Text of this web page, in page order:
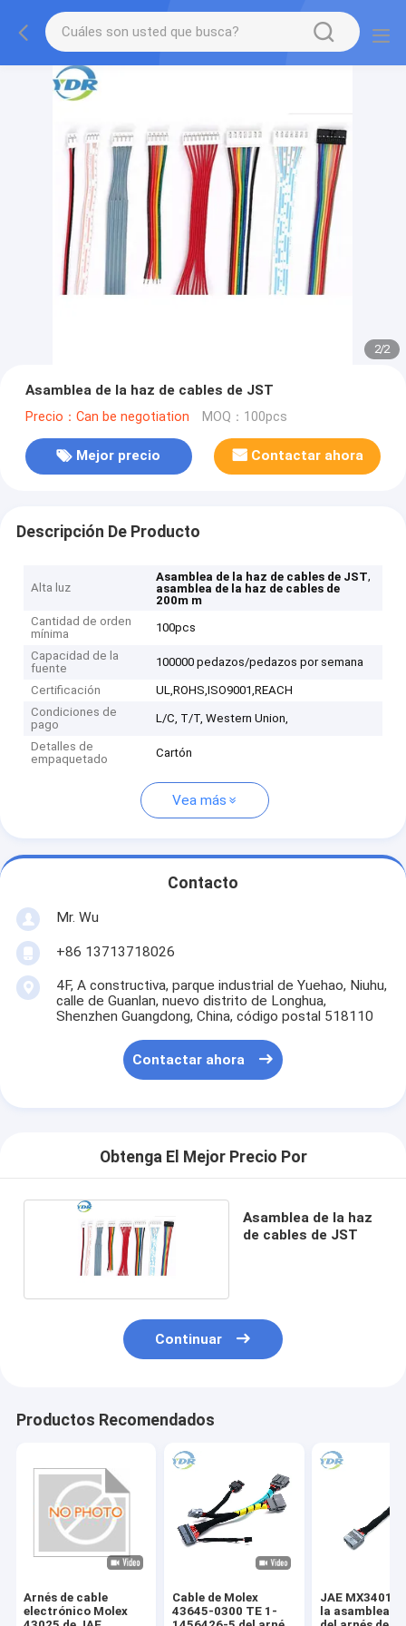
2/2
Asamblea de la haz de cables de JST
Precio：Can be negotiation MOQ：100pcs
Mejor precio Contactar ahora
Descripción De Producto
Alta luz
Asamblea de la haz de cables de JST,
asamblea de la haz de cables de
200m m
Cantidad de orden
mínima
100pcs
Capacidad de la
fuente
100000 pedazos/pedazos por semana
Certificación
UL,ROHS,ISO9001,REACH
Condiciones de
pago
L/C, T/T, Western Union,
Detalles de
empaquetado
Cartón
Vea más
Contacto
Mr. Wu
+86 13713718026
4F, A constructiva, parque industrial de Yuehao, Niuhu,
calle de Guanlan, nuevo distrito de Longhua,
Shenzhen Guangdong, China, código postal 518110
Contactar ahora
Obtenga El Mejor Precio Por
Asamblea de la haz
de cables de JST
Continuar
Productos Recomendados
Arnés de cable
electrónico Molex
Cable de Molex
43645-0300 TE 1-
JAE
la asamblea